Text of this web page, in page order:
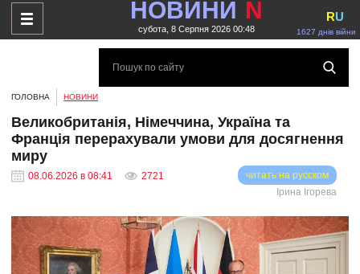
НОВИНИ N
субота, 8 Серпня 2026 00:48 1627 днів війни
RU
ГОЛОВНА НОВИНИ
Великобританія, Німеччина, Україна та
Франція перерахували умови для досягнення
миру
08.06.2026 в 08:41 2721
читать на русском
Ірина Ігорева